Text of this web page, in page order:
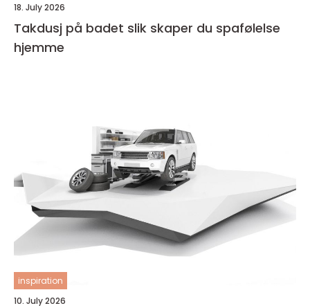
18. July 2026
Takdusj på badet slik skaper du spafølelse
hjemme
inspiration
10. July 2026